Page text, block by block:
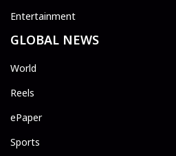
Entertainment
GLOBAL NEWS
World
Reels
ePaper
Sports